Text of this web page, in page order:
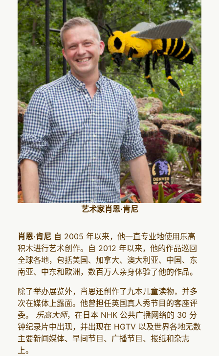
艺术家肖恩·肯尼
肖恩·肯尼自 2005 年以来，他一直专业地使用乐高
积木进行艺术创作。自 2012 年以来，他的作品巡回
全球各地，包括美国、加拿大、澳大利亚、中国、东
南亚、中东和欧洲，数百万人亲身体验了他的作品。
除了举办展览外，肖恩还创作了九本儿童读物，并多
次在媒体上露面。他曾担任英国真人秀节目的客座评
委。 乐高大师，在日本 NHK 公共广播网络的 30 分
钟纪录片中出现，并出现在 HGTV 以及世界各地无数
主要新闻媒体、早间节目、广播节目、报纸和杂志
上。